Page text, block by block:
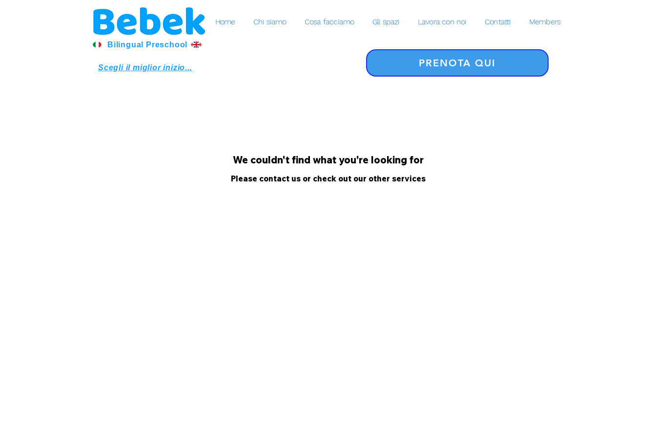
Bilingual Preschool
Scegli il miglior inizio...
Home Chi siamo Cosa facciamo Gli spazi Lavora con noi Contatti Members
PRENOTA QUI
We couldn't find what you're looking for
Please contact us or check out our other services